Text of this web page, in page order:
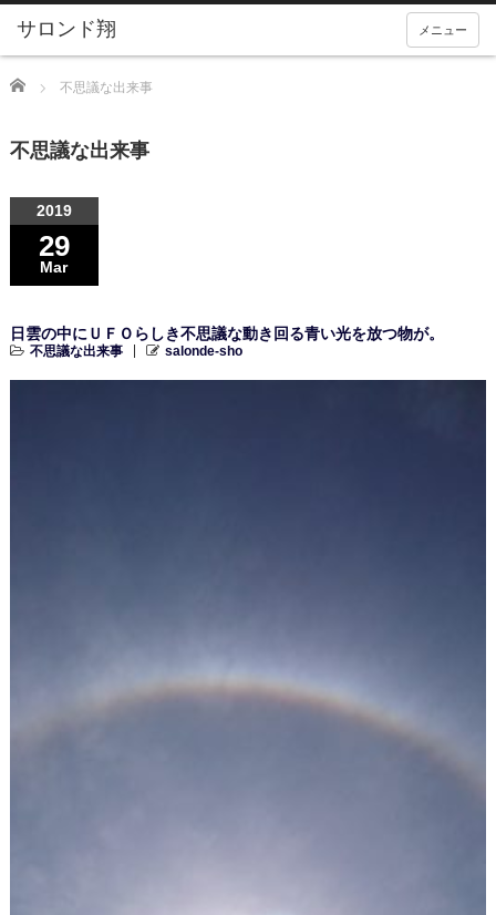
メニュー
Home 不思議な出来事
不思議な出来事
2019
29
Mar
日雲の中にＵＦＯらしき不思議な動き回る青い光を放つ物が。
不思議な出来事 salonde-sho